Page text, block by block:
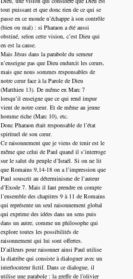
tout puissant et que donc rien de ce qui se
passe en ce monde n’échappe à son contrôle
(bien ou mal) : si Pharaon a été aussi
obstiné, selon cette vision, c’est Dieu qui
en est la cause.
Mais Jésus dans la parabole du semeur
n’enseigne pas que Dieu endurcit les cœurs,
mais que nous sommes responsables de
notre cœur face à la Parole de Dieu
(Matthieu 13). De même en Marc 7
lorsqu’il enseigne que ce qui rend impur
vient de notre cœur. Et de même au jeune
homme riche (Marc 10), etc.
Donc Pharaon était responsable de l’état
spirituel de son cœur.
Ce raisonnement que je viens de tenir est le
même que celui de Paul quand il s’interroge
sur le salut du peuple d’Israël. Si on ne lit
que Romains 9,14-18 on a l’impression que
Paul souscrit au déterminisme de l’auteur
d’Exode 7. Mais il faut prendre en compte
l’ensemble des chapitres 9 à 11 de Romains
qui représente un seul raisonnement global
qui exprime des idées dans un sens puis
dans un autre, comme un philosophe qui
explore toutes les possibilités de
raisonnement qui lui sont offertes.
D’ailleurs pour raisonner ainsi Paul utilise
la diatribe qui consiste à dialoguer avec un
interlocuteur fictif. Dans ce dialogue, il
utilise une parabole : la greffe de l’olivier